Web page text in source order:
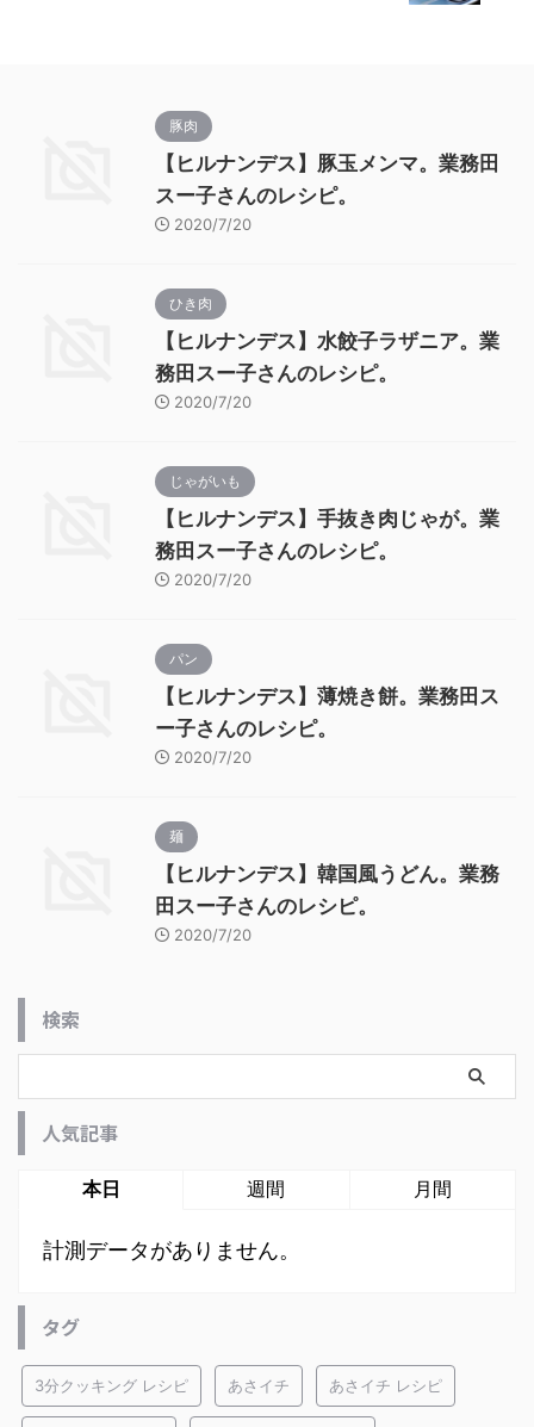
豚肉
【ヒルナンデス】豚玉メンマ。業務田
スー子さんのレシピ。
2020/7/20
ひき肉
【ヒルナンデス】水餃子ラザニア。業
務田スー子さんのレシピ。
2020/7/20
じゃがいも
【ヒルナンデス】手抜き肉じゃが。業
務田スー子さんのレシピ。
2020/7/20
パン
【ヒルナンデス】薄焼き餅。業務田ス
ー子さんのレシピ。
2020/7/20
麺
【ヒルナンデス】韓国風うどん。業務
田スー子さんのレシピ。
2020/7/20
検索
人気記事
本日 週間 月間
計測データがありません。
タグ
3分クッキング レシピ あさイチ あさイチ レシピ